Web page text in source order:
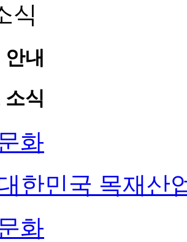
식
안내
소식
화
한민국 목재산
화